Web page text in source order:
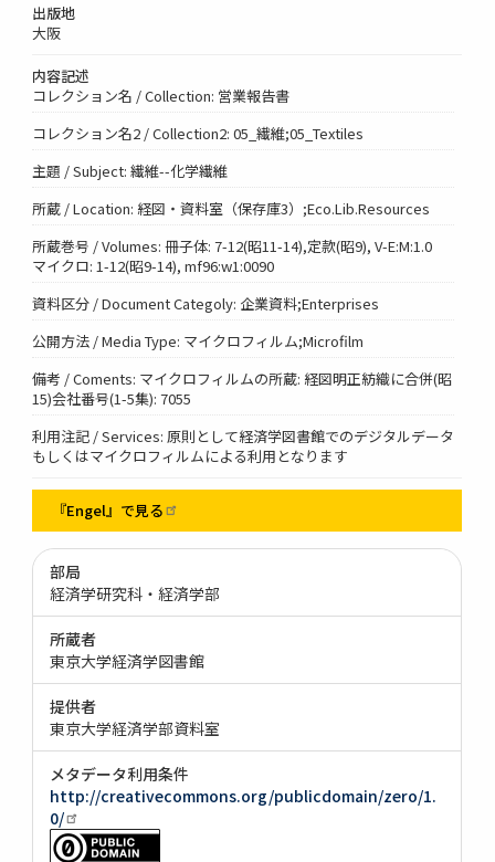
出版地
大阪
内容記述
コレクション名 / Collection: 営業報告書
コレクション名2 / Collection2: 05_繊維;05_Textiles
主題 / Subject: 繊維--化学繊維
所蔵 / Location: 経図・資料室（保存庫3）;Eco.Lib.Resources
所蔵巻号 / Volumes: 冊子体: 7-12(昭11-14),定款(昭9), V-E:M:1.0
マイクロ: 1-12(昭9-14), mf96:w1:0090
資料区分 / Document Categoly: 企業資料;Enterprises
公開方法 / Media Type: マイクロフィルム;Microfilm
備考 / Coments: マイクロフィルムの所蔵: 経図明正紡織に合併(昭
15)会社番号(1-5集): 7055
利用注記 / Services: 原則として経済学図書館でのデジタルデータ
もしくはマイクロフィルムによる利用となります
『Engel』で見る
部局
経済学研究科・経済学部
所蔵者
東京大学経済学図書館
提供者
東京大学経済学部資料室
メタデータ利用条件
http://creativecommons.org/publicdomain/zero/1.
0/